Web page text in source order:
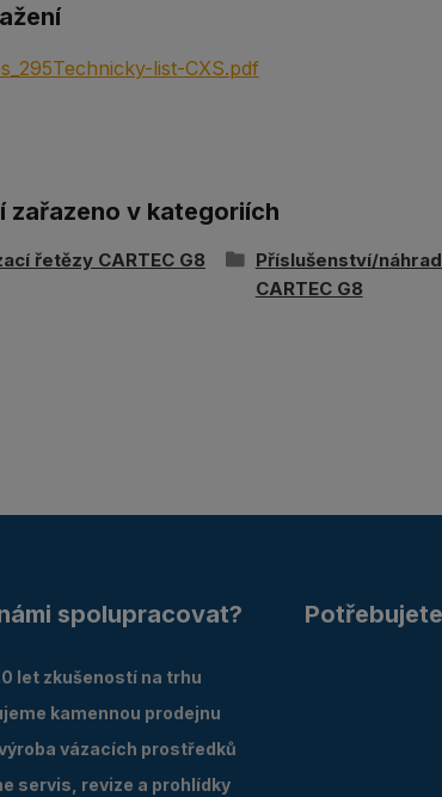
list-CXS.pdf
zařazeno v kategoriích
řetězy CARTEC G8
Příslušenství/
CARTEC G8
spolupracovat?
let zkušeností na trhu
kamennou prodejnu
vázacích prostředků
servis, revize a prohlídky